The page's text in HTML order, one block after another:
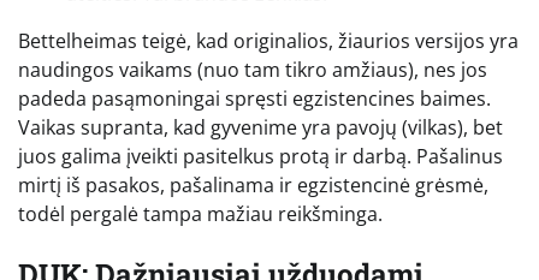
Bettelheimas teigė, kad originalios, žiaurios versijos yra
naudingos vaikams (nuo tam tikro amžiaus), nes jos
padeda pasąmoningai spręsti egzistencines baimes.
Vaikas supranta, kad gyvenime yra pavojų (vilkas), bet
juos galima įveikti pasitelkus protą ir darbą. Pašalinus
mirtį iš pasakos, pašalinama ir egzistencinė grėsmė,
todėl pergalė tampa mažiau reikšminga.